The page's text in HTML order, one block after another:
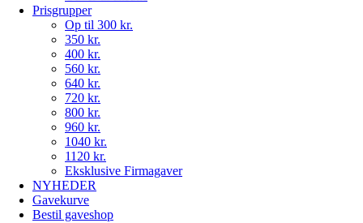
Prisgrupper
Op til 300 kr.
350 kr.
400 kr.
560 kr.
640 kr.
720 kr.
800 kr.
960 kr.
1040 kr.
1120 kr.
Eksklusive Firmagaver
NYHEDER
Gavekurve
Bestil gaveshop